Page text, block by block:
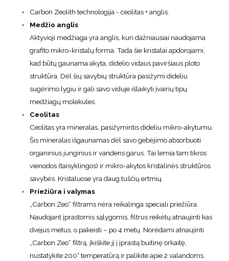
Carbon Zeolith technologija - ceolitas + anglis.
Medžio anglis
Aktyvioji medžiaga yra anglis, kuri dažniausiai naudojama
grafito mikro-kristalų forma. Tada šie kristalai apdorojami,
kad būtų gaunama akyta, didelio vidaus paviršiaus ploto
struktūra. Dėl šių savybių struktūra pasižymi dideliu
sugėrimo lygiu ir gali savo viduje išlaikyti įvairių tipų
medžiagų molekules.
Ceolitas
Ceolitas yra mineralas, pasižymintis dideliu mikro-akytumu.
Šis mineralas išgaunamas dėl savo gebėjimo absorbuoti
organinius junginius ir vandens garus. Tai lemia tam tikros
vienodos (taisyklingos) ir mikro-akytos kristalinės struktūros
savybės. Kristaluose yra daug tuščių ertmių.
Priežiūra i valymas
„Carbon.Zeo“ filtrams nėra reikalinga speciali priežiūra.
Naudojant įprastomis sąlygomis, filtrus reikėtų atnaujinti kas
dvejus metus, o pakeisti – po 4 metų. Norėdami atnaujinti
„Carbon.Zeo“ filtrą, įkiškite jį į įprastą buitinę orkaitę,
nustatykite 200° temperatūrą ir palikite apie 2 valandoms.